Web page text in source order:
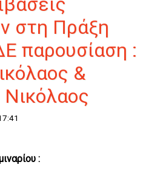
στη Πράξη
παρουσίαση :
&
: